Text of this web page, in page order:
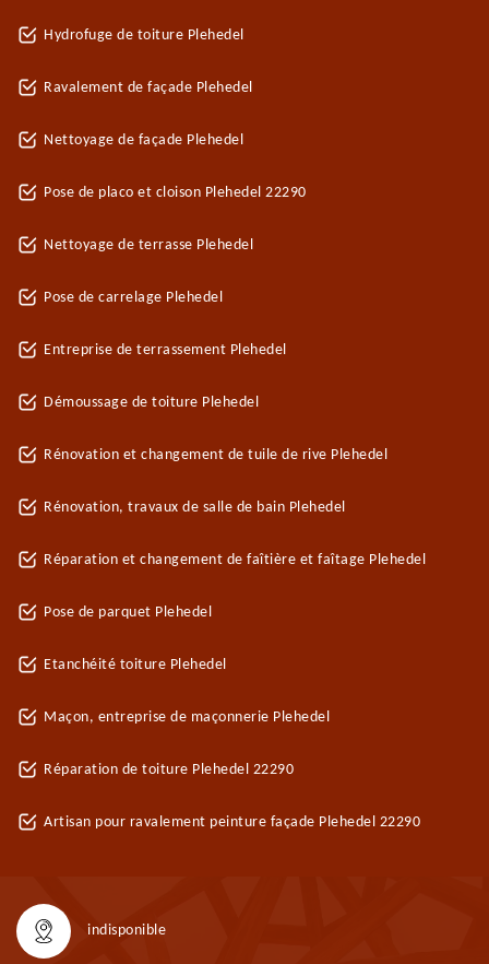
Hydrofuge de toiture Plehedel
Ravalement de façade Plehedel
Nettoyage de façade Plehedel
Pose de placo et cloison Plehedel 22290
Nettoyage de terrasse Plehedel
Pose de carrelage Plehedel
Entreprise de terrassement Plehedel
Démoussage de toiture Plehedel
Rénovation et changement de tuile de rive Plehedel
Rénovation, travaux de salle de bain Plehedel
Réparation et changement de faîtière et faîtage Plehedel
Pose de parquet Plehedel
Etanchéité toiture Plehedel
Maçon, entreprise de maçonnerie Plehedel
Réparation de toiture Plehedel 22290
Artisan pour ravalement peinture façade Plehedel 22290
indisponible